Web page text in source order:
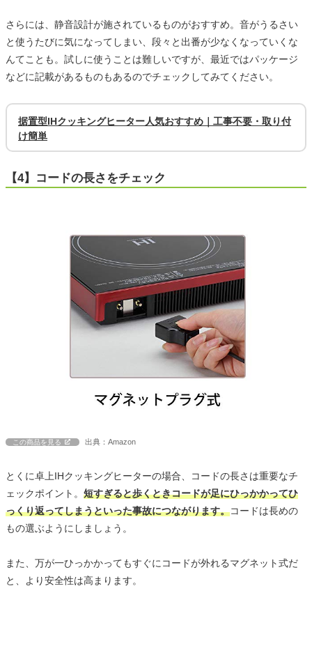
さらには、静音設計が施されているものがおすすめ。音がうるさい
と使うたびに気になってしまい、段々と出番が少なくなっていくな
んてことも。試しに使うことは難しいですが、最近ではパッケージ
などに記載があるものもあるのでチェックしてみてください。
据置型IHクッキングヒーター人気おすすめ｜工事不要・取り付
け簡単
【4】コードの長さをチェック
この商品を見る 出典：Amazon
とくに卓上IHクッキングヒーターの場合、コードの長さは重要なチ
ェックポイント。 短すぎると歩くときコードが足にひっかかってひ
っくり返ってしまうといった事故につながります。コードは長めの
もの選ぶようにしましょう。
また、万が一ひっかかってもすぐにコードが外れるマグネット式だ
と、より安全性は高まります。